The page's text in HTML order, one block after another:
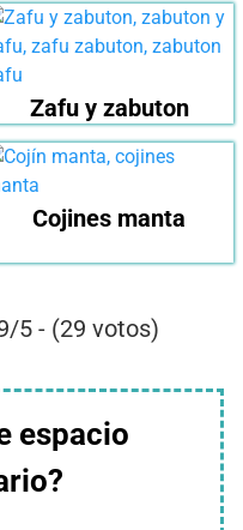
Zafu y zabuton
Cojines manta
5 - (29 votos)
espacio